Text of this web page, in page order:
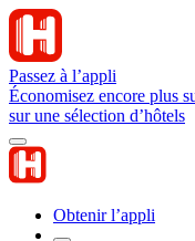
Passez à l’appli
Économisez encore plus
sur une sélection d’hôtels
Obtenir l’appli